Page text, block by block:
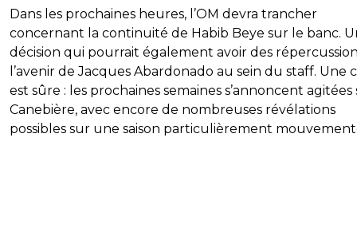
Dans les prochaines heures, l’OM devra trancher
concernant la continuité de Habib Beye sur le banc.
décision qui pourrait également avoir des
l’avenir de Jacques Abardonado au sein du staff. Une
est sûre : les prochaines semaines s’annoncent agitées
Canebière, avec encore de nombreuses révélations
possibles sur une saison particulièrement